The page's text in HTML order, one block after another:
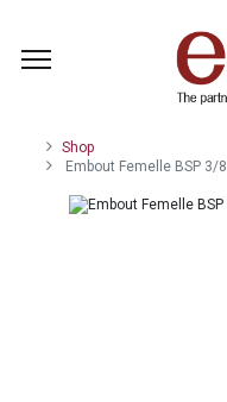
Shop
Embout Femelle BSP 3/